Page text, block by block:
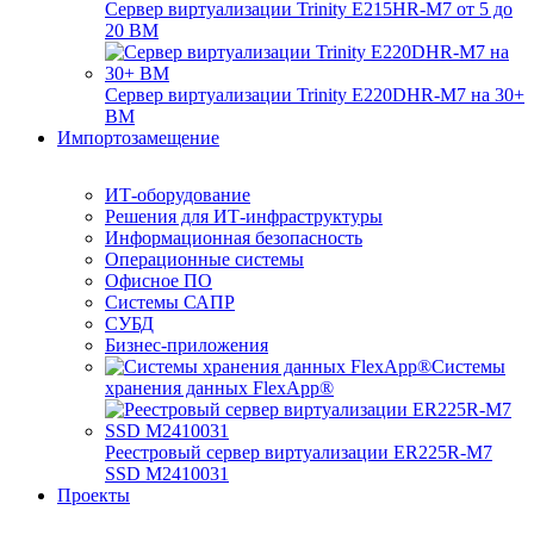
Сервер виртуализации Trinity E215HR-M7 от 5 до
20 ВМ
Сервер виртуализации Trinity E220DHR-M7 на 30+
ВМ
Импортозамещение
ИТ-оборудование
Решения для ИТ-инфраструктуры
Информационная безопасность
Операционные системы
Офисное ПО
Системы САПР
СУБД
Бизнес-приложения
Системы
хранения данных FlexApp®
Реестровый сервер виртуализации ER225R-M7
SSD М2410031
Проекты